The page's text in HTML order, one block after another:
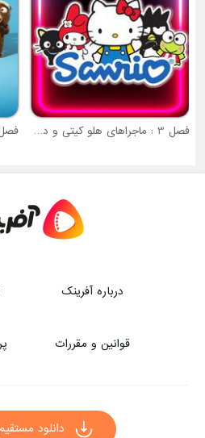
فصل 3 : ماجراهای هلو کیتی و دوستان فصل 1 : هفت
درباره آفرینک
قوانین و مقررات
دانلود